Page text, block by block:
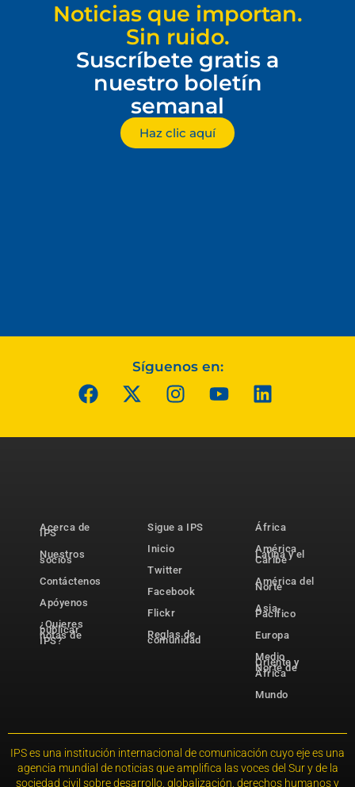
Noticias que importan.
Sin ruido.
Suscríbete gratis a
nuestro boletín
semanal
Haz clic aquí
Síguenos en:
Acerca de
IPS
Nuestros
socios
Contáctenos
Apóyenos
¿Quieres
publicar
notas de
IPS?
Sigue a IPS
Inicio
Twitter
Facebook
Flickr
Reglas de
comunidad
África
América
Latina y el
Caribe
América del
Norte
Asia-
Pacífico
Europa
Medio
Oriente y
Norte de
África
Mundo
IPS es una institución internacional de comunicación cuyo eje es una
agencia mundial de noticias que amplifica las voces del Sur y de la
sociedad civil sobre desarrollo, globalización, derechos humanos y